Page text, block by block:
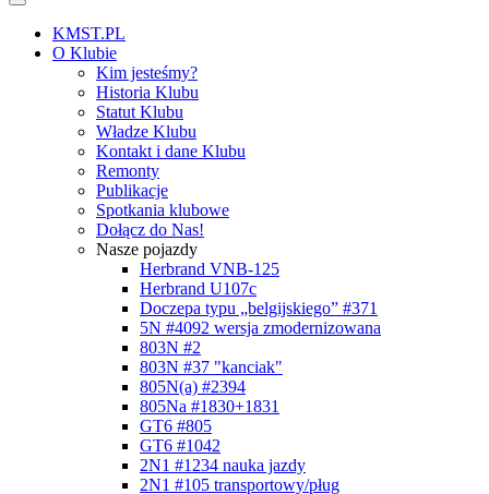
KMST.PL
O Klubie
Kim jesteśmy?
Historia Klubu
Statut Klubu
Władze Klubu
Kontakt i dane Klubu
Remonty
Publikacje
Spotkania klubowe
Dołącz do Nas!
Nasze pojazdy
Herbrand VNB-125
Herbrand U107c
Doczepa typu „belgijskiego” #371
5N #4092 wersja zmodernizowana
803N #2
803N #37 "kanciak"
805N(a) #2394
805Na #1830+1831
GT6 #805
GT6 #1042
2N1 #1234 nauka jazdy
2N1 #105 transportowy/pług